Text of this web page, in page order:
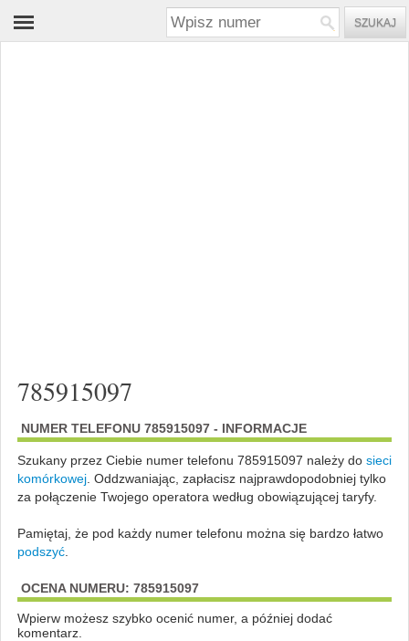
785915097
NUMER TELEFONU 785915097 - INFORMACJE
Szukany przez Ciebie numer telefonu 785915097 należy do sieci
komórkowej. Oddzwaniając, zapłacisz najprawdopodobniej tylko
za połączenie Twojego operatora według obowiązującej taryfy.
Pamiętaj, że pod każdy numer telefonu można się bardzo łatwo
podszyć.
OCENA NUMERU: 785915097
Wpierw możesz szybko ocenić numer, a później dodać
komentarz.